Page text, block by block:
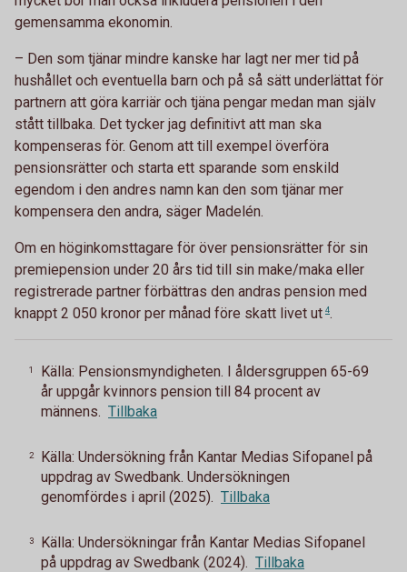
gemensamma ekonomin.
– Den som tjänar mindre kanske har lagt ner mer tid på
hushållet och eventuella barn och på så sätt underlättat för
partnern att göra karriär och tjäna pengar medan man själv
stått tillbaka. Det tycker jag definitivt att man ska
kompenseras för. Genom att till exempel överföra
pensionsrätter och starta ett sparande som enskild
egendom i den andres namn kan den som tjänar mer
kompensera den andra, säger Madelén.
Om en höginkomsttagare för över pensionsrätter för sin
premiepension under 20 års tid till sin make/maka eller
registrerade partner förbättras den andras pension med
knappt 2 050 kronor per månad före skatt livet ut 4.
1
Källa: Pensionsmyndigheten. I åldersgruppen 65-69
år uppgår kvinnors pension till 84 procent av
männens. Tillbaka
2
Källa: Undersökning från Kantar Medias Sifopanel på
uppdrag av Swedbank. Undersökningen
genomfördes i april (2025). Tillbaka
3
Källa: Undersökningar från Kantar Medias Sifopanel
på uppdrag av Swedbank (2024). Tillbaka